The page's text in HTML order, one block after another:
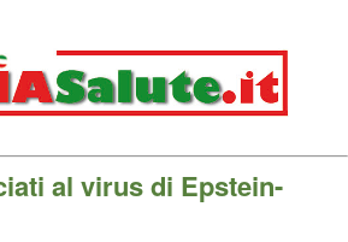
al virus di Epstein-